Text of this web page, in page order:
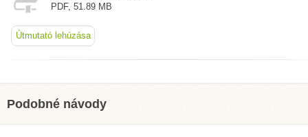
PDF, 51.89 MB
Útmutató lehúzása
Podobné návody